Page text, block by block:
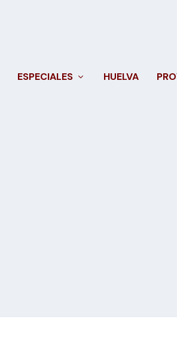
ESPECIALES HUELVA